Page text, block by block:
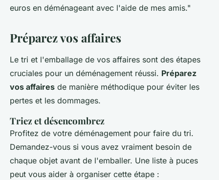
euros en déménageant avec l'aide de mes amis."
Préparez vos affaires
Le tri et l'emballage de vos affaires sont des étapes
cruciales pour un déménagement réussi. Préparez
vos affaires de manière méthodique pour éviter les
pertes et les dommages.
Triez et désencombrez
Profitez de votre déménagement pour faire du tri.
Demandez-vous si vous avez vraiment besoin de
chaque objet avant de l'emballer. Une liste à puces
peut vous aider à organiser cette étape :